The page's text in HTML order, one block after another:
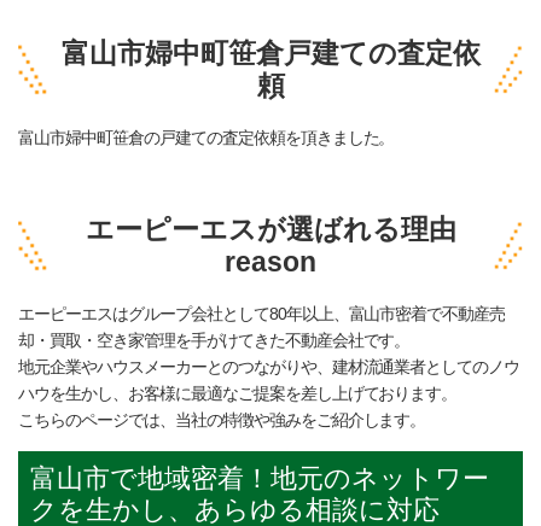
富山市婦中町笹倉戸建ての査定依
頼
富山市婦中町笹倉の戸建ての査定依頼を頂きました。
エーピーエスが選ばれる理由
reason
エーピーエスはグループ会社として80年以上、富山市密着で不動産売
却・買取・空き家管理を手がけてきた不動産会社です。
地元企業やハウスメーカーとのつながりや、建材流通業者としてのノウ
ハウを生かし、お客様に最適なご提案を差し上げております。
こちらのページでは、当社の特徴や強みをご紹介します。
富山市で地域密着！地元のネットワー
クを生かし、あらゆる相談に対応